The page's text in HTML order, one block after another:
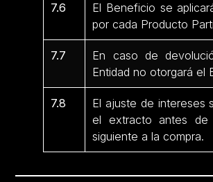
7.6
El Beneficio se
por cada Producto
7.7
En caso de
Entidad no otorgará el
7.8
El ajuste de intereses
el extracto antes
siguiente a la compra.